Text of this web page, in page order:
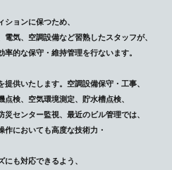
ョンに保つため、
気、空調設備など習熟したスタッフが、
的な保守・維持管理を行ないます。
供いたします。空調設備保守・工事、
検、空気環境測定、貯水槽点検、
センター監視、最近のビル管理では、
においても高度な技術力・
も対応できるよう、